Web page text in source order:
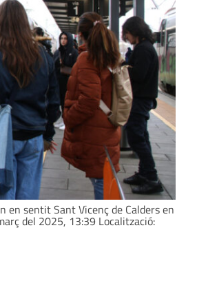
en sentit Sant Vicenç de Calders en
del 2025, 13:39 Localització: